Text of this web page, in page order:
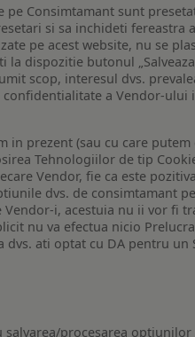
Consimtamant sunt
si sa inchideti fereastra
pe acest website, nu se
dispozitie butonul
scop, interesul dvs.
a Vendor-ului
prezent (sau cu care
Tehnologiilor de tip
Vendor, fie ca este
dvs. de consimtamant
i, acestuia nu ii vor fi
nu va efectua nicio
ati optat cu DA pentru un
procesarea